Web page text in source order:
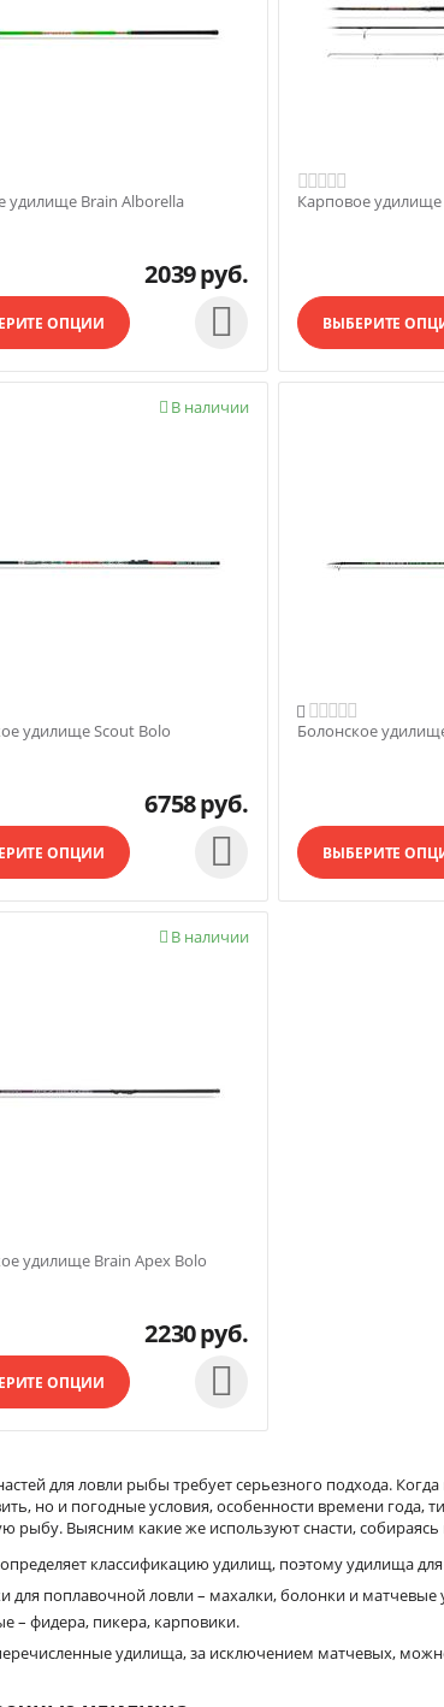
удилище Brain Alborella
2039руб.
ОПЦИИ 
Карповое удилище
ВЫБЕРИТЕ
В наличии

удилище Scout Bolo
6758руб.
ОПЦИИ 

Болонское
ВЫБЕРИТЕ
В наличии

удилище Brain Apex Bolo
2230руб.
ОПЦИИ 
для ловли рыбы требует серьезного подхода.
но и погодные условия, особенности времени года,
рыбу. Выясним какие же используют снасти,
классификацию удилищ, поэтому удилища
для поплавочной ловли – махалки, болонки и
– фидера, пикера, карповики.
удилища, за исключением матчевых,